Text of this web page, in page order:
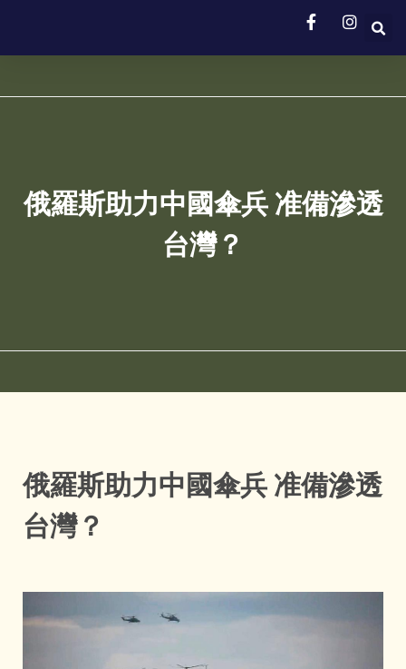
俄羅斯助力中國傘兵 准備滲透
台灣？
俄羅斯助力中國傘兵 准備滲透
台灣？